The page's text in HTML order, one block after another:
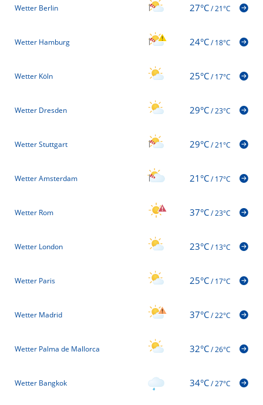
Wetter Berlin 27°C/21°C
Wetter Hamburg 24°C/18°C
Wetter Köln 25°C/17°C
Wetter Dresden 29°C/23°C
Wetter Stuttgart 29°C/21°C
Wetter Amsterdam 21°C/17°C
Wetter Rom 37°C/23°C
Wetter London 23°C/13°C
Wetter Paris 25°C/17°C
Wetter Madrid 37°C/22°C
Wetter Palma de Mallorca 32°C/26°C
Wetter Bangkok 34°C/27°C